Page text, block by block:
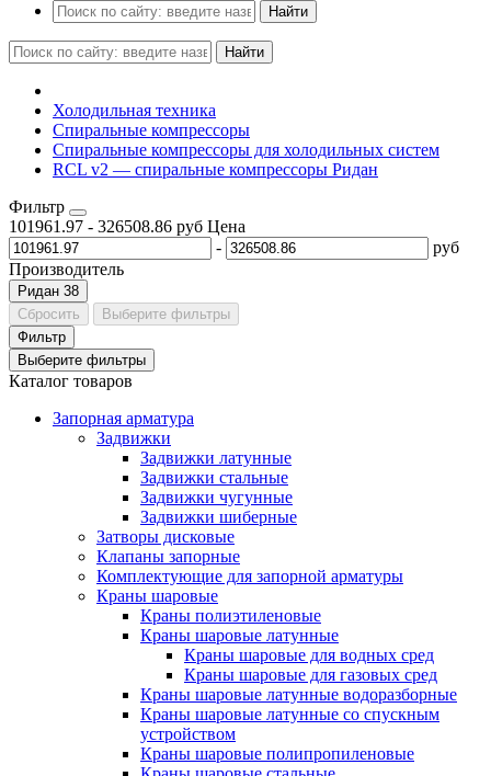
Найти
Найти
Холодильная техника
Спиральные компрессоры
Спиральные компрессоры для холодильных систем
RCL v2 — спиральные компрессоры Ридан
Фильтр
101961.97 - 326508.86 руб Цена
-
руб
Производитель
Ридан 38
Сбросить
Выберите фильтры
Фильтр
Выберите фильтры
Каталог товаров
Запорная арматура
Задвижки
Задвижки латунные
Задвижки стальные
Задвижки чугунные
Задвижки шиберные
Затворы дисковые
Клапаны запорные
Комплектующие для запорной арматуры
Краны шаровые
Краны полиэтиленовые
Краны шаровые латунные
Краны шаровые для водных сред
Краны шаровые для газовых сред
Краны шаровые латунные водоразборные
Краны шаровые латунные со спускным
устройством
Краны шаровые полипропиленовые